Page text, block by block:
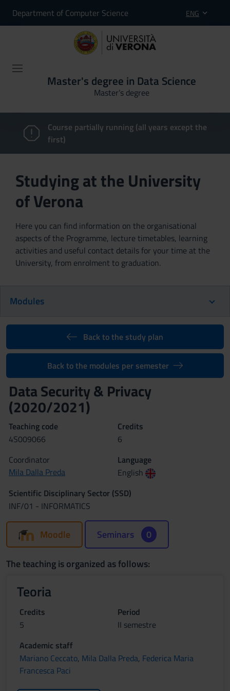
Department of Computer Science ENG
Master's degree in Data Science
Master’s degree
Course partially running (all years except the
first)
Studying at the University
of Verona
Here you can find information on the organisational
aspects of the Programme, lecture timetables, learning
activities and useful contact details for your time at the
University, from enrolment to graduation.
Modules
Back to the study plan
Back to the modules per semester
Data Security & Privacy
(2020/2021)
Teaching code
4S009066
Credits
6
Coordinator
Mila Dalla Preda
Language
English
Scientific Disciplinary Sector (SSD)
INF/01 - INFORMATICS
Moodle Seminars 0
The teaching is organized as follows:
Teoria
Credits
5
Period
II semestre
Academic staff
Mariano Ceccato, Mila Dalla Preda, Federica Maria
Francesca Paci